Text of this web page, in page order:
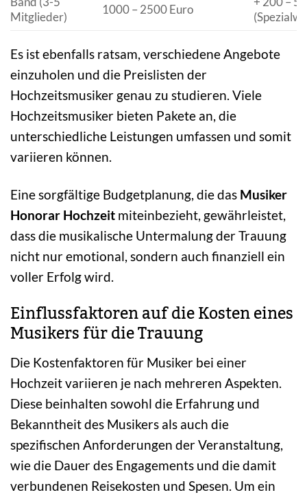
Mitglieder)
1000 – 2500 Euro
Es ist ebenfalls ratsam, verschiedene Angebote
einzuholen und die Preislisten der
Hochzeitsmusiker genau zu studieren. Viele
Hochzeitsmusiker bieten Pakete an, die
unterschiedliche Leistungen umfassen und somit
variieren können.
Eine sorgfältige Budgetplanung, die das Musiker
Honorar Hochzeit miteinbezieht, gewährleistet,
dass die musikalische Untermalung der Trauung
nicht nur emotional, sondern auch finanziell ein
voller Erfolg wird.
Einflussfaktoren auf die Kosten eines
Musikers für die Trauung
Die Kostenfaktoren für Musiker bei einer
Hochzeit variieren je nach mehreren Aspekten.
Diese beinhalten sowohl die Erfahrung und
Bekanntheit des Musikers als auch die
spezifischen Anforderungen der Veranstaltung,
wie die Dauer des Engagements und die damit
verbundenen Reisekosten und Spesen. Um ein